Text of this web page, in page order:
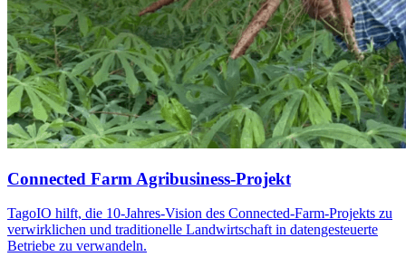
Connected Farm Agribusiness-Projekt
TagoIO hilft, die 10-Jahres-Vision des Connected-Farm-Projekts zu
verwirklichen und traditionelle Landwirtschaft in datengesteuerte
Betriebe zu verwandeln.